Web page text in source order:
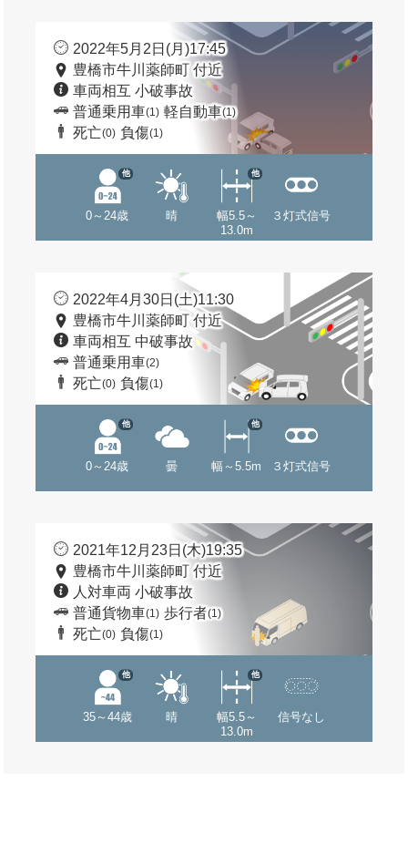
2022年5月2日(月)17:45
豊橋市牛川薬師町 付近
車両相互 小破事故
普通乗用車(1) 軽自動車(1)
死亡(0) 負傷(1)
0～24歳
他
晴
幅5.5～
13.0m
他
３灯式信号
2022年4月30日(土)11:30
豊橋市牛川薬師町 付近
車両相互 中破事故
普通乗用車(2)
死亡(0) 負傷(1)
0～24歳
他
曇 幅～5.5m
他
３灯式信号
2021年12月23日(木)19:35
豊橋市牛川薬師町 付近
人対車両 小破事故
普通貨物車(1) 歩行者(1)
死亡(0) 負傷(1)
35～44歳
他
晴
幅5.5～
13.0m
他
信号なし